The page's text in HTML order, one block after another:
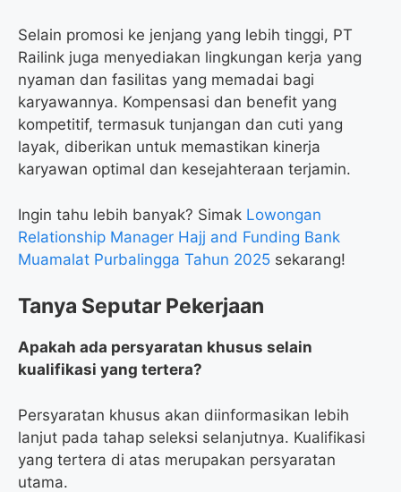
Selain promosi ke jenjang yang lebih tinggi, PT
Railink juga menyediakan lingkungan kerja yang
nyaman dan fasilitas yang memadai bagi
karyawannya. Kompensasi dan benefit yang
kompetitif, termasuk tunjangan dan cuti yang
layak, diberikan untuk memastikan kinerja
karyawan optimal dan kesejahteraan terjamin.
Ingin tahu lebih banyak? Simak Lowongan
Relationship Manager Hajj and Funding Bank
Muamalat Purbalingga Tahun 2025 sekarang!
Tanya Seputar Pekerjaan
Apakah ada persyaratan khusus selain
kualifikasi yang tertera?
Persyaratan khusus akan diinformasikan lebih
lanjut pada tahap seleksi selanjutnya. Kualifikasi
yang tertera di atas merupakan persyaratan
utama.